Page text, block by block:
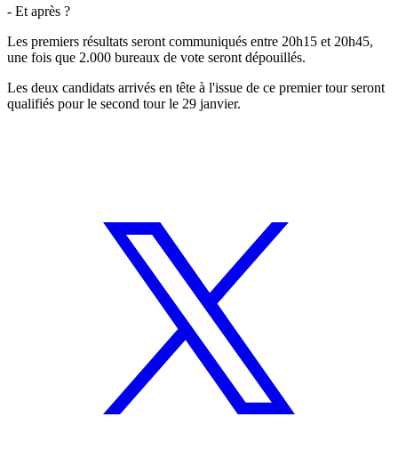
- Et après ?
Les premiers résultats seront communiqués entre 20h15 et 20h45,
une fois que 2.000 bureaux de vote seront dépouillés.
Les deux candidats arrivés en tête à l'issue de ce premier tour seront
qualifiés pour le second tour le 29 janvier.